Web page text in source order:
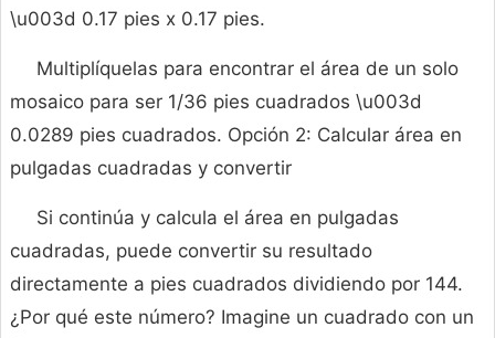
\u003d 0.17 pies x 0.17 pies.
Multiplíquelas para encontrar el área de un solo
mosaico para ser 1/36 pies cuadrados \u003d
0.0289 pies cuadrados. Opción 2: Calcular área en
pulgadas cuadradas y convertir
Si continúa y calcula el área en pulgadas
cuadradas, puede convertir su resultado
directamente a pies cuadrados dividiendo por 144.
¿Por qué este número? Imagine un cuadrado con un